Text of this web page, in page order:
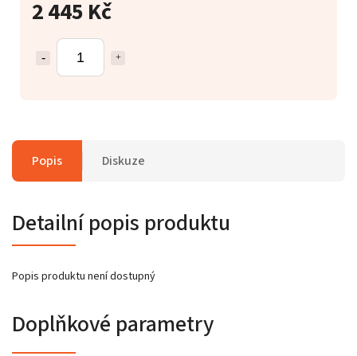
2 445 Kč
Popis Diskuze
Detailní popis produktu
Popis produktu není dostupný
Doplňkové parametry